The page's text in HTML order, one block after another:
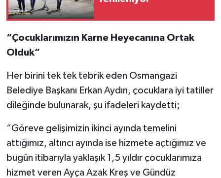
“Çocuklarımızın Karne Heyecanına Ortak
Olduk”
Her birini tek tek tebrik eden Osmangazi
Belediye Başkanı Erkan Aydın, çocuklara iyi tatiller
dileğinde bulunarak, şu ifadeleri kaydetti;
“Göreve gelişimizin ikinci ayında temelini
attığımız, altıncı ayında ise hizmete açtığımız ve
bugün itibarıyla yaklaşık 1,5 yıldır çocuklarımıza
hizmet veren Ayça Azak Kreş ve Gündüz